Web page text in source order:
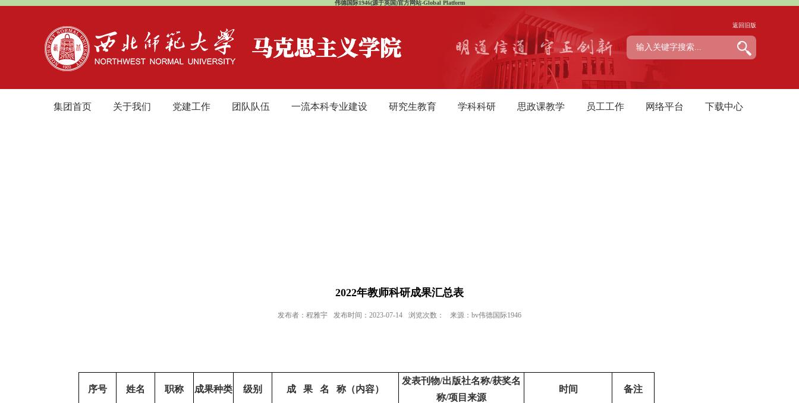
伟德国际1946(源于英国)官方网站-Global Platform
返回旧版
集团首页 关于我们 党建工作 团队队伍 一流本科专业建设 研究生教育 学科科研 思政课教学 员工工作 网络平台 下载中心
2022年教师科研成果汇总表
发布者：程雅宇 发布时间：2023-07-14 浏览次数： 来源：bv伟德国际1946
序号 姓名 职称 成果种类 级别 成 果 名 称（内容）
发表刊物/出版社名称/获奖名
称/项目来源
时间 备注